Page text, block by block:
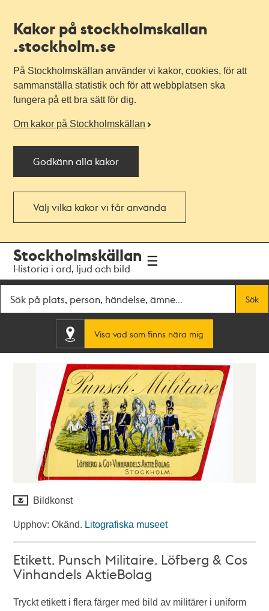
Kakor på stockholmskallan
.stockholm.se
På Stockholmskällan använder vi kakor, cookies, för att
sammanställa statistik och för att webbplatsen ska
fungera på ett bra sätt för dig.
Om kakor på Stockholmskällan
Godkänn alla kakor
Välj vilka kakor vi får använda
navigationen
huvudinnehållet
Stockholmskällan
Historia i ord, ljud och bild
Sök
Visa vad som finns nära mig
Bildkonst
Upphov: Okänd. Litografiska museet
Etikett. Punsch Militaire. Löfberg & Cos
Vinhandels AktieBolag
Tryckt etikett i flera färger med bild av militärer i uniform